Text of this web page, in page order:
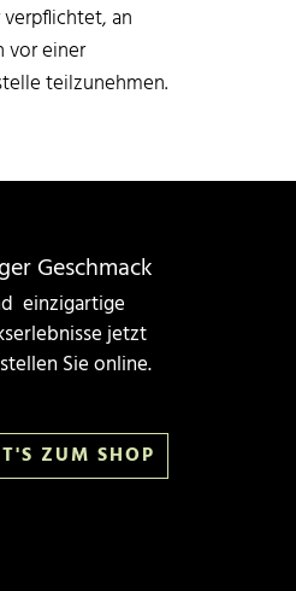
an
vor einer
teilzunehmen.
Geschmack
einzigartige
jetzt
Sie online.
ZUM SHOP